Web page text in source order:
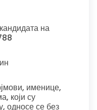
на
именице,
који су
односе се без